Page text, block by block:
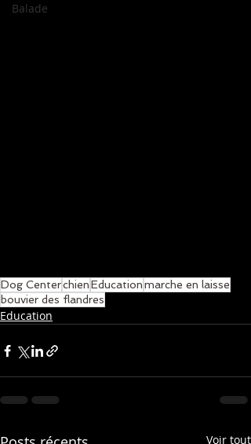
Balade
Dog CenterchienEducationmarche en laisse
bouvier des flandres
Education
Voir tout